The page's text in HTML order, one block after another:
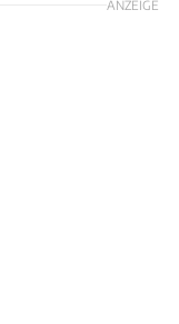
ANZEIGE